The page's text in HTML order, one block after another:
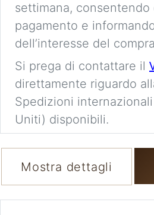
settimana,
pagamento e
dell’interesse del
Si prega di contattare il
direttamente riguardo
Spedizioni
Uniti) disponibili.
Mostra dettagli